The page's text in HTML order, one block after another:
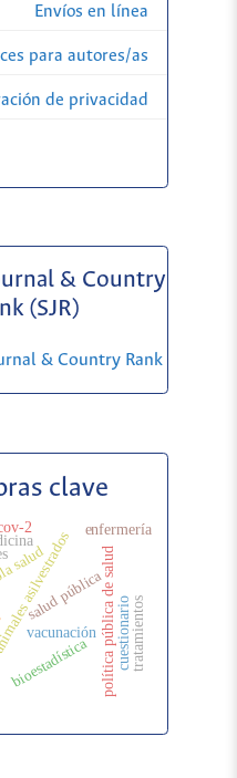
Envíos en línea
para autores/as
de privacidad
& Country
(SJR)
clave
salud
salud públicapolítica pública de salud
vacunación
bioestadística cuestionario
enfermería
2
tratamientos